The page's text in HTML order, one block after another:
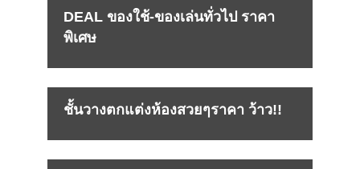
DEAL ของใช้-ของเล่นทั่วไป ราคา
พิเศษ
ชั้นวางตกแต่งห้องสวยๆราคา ว้าว!!